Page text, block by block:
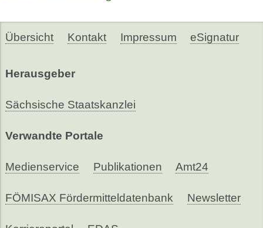
Übersicht Kontakt Impressum eSignatur
Herausgeber
Sächsische Staatskanzlei
Verwandte Portale
Medienservice Publikationen Amt24
FÖMISAX Fördermitteldatenbank Newsletter